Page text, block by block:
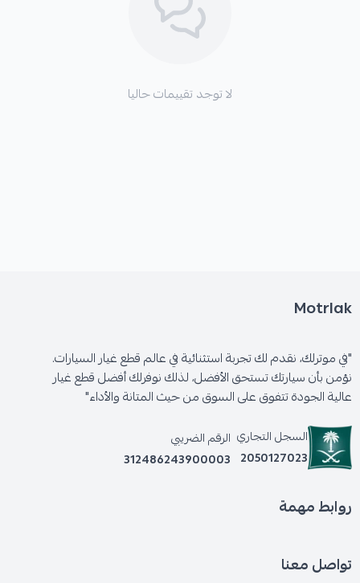
لا توجد تقييمات حاليا
Motrlak
"في موترلك، نقدم لك تجربة استثنائية في عالم قطع غيار السيارات.
نؤمن بأن سيارتك تستحق الأفضل، لذلك نوفرلك أفضل قطع غيار
عالية الجودة تتفوق على السوق من حيث المتانة والأداء"
السجل التجاري
2050127023
الرقم الضريبي
312486243900003
روابط مهمة
تواصل معنا